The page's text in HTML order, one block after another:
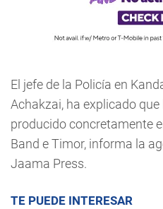
El jefe de la Policía en
Achakzai, ha explicado
producido concretamente
Band e Timor, informa la
Jaama Press.
TE PUEDE INTERESAR